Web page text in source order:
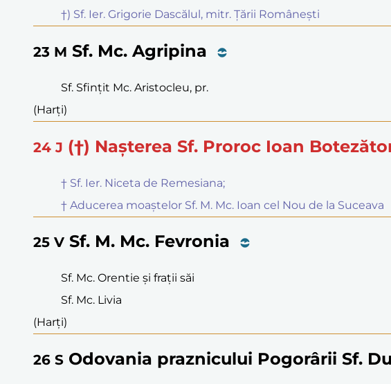
†) Sf. Ier. Grigorie Dascălul, mitr. Țării Românești
23 M Sf. Mc. Agripina
Sf. Sfințit Mc. Aristocleu, pr.
(Harți)
24 J (†) Nașterea Sf. Proroc Ioan
† Sf. Ier. Niceta de Remesiana;
† Aducerea moaștelor Sf. M. Mc. Ioan cel Nou de la Suceava
25 V Sf. M. Mc. Fevronia
Sf. Mc. Orentie și frații săi
Sf. Mc. Livia
(Harți)
26 S Odovania praznicului Pogorârii Sf.